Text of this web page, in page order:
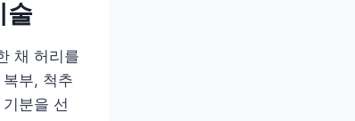
술
채 허리를
부, 척추
분을 선